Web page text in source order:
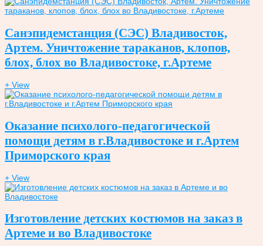
Санэпидемстанция (СЭС) Владивосток,
Артем. Уничтожение тараканов, клопов,
блох, блох во Владивостоке, г.Артеме
+ View
Оказание психолого-педагогической
помощи детям в г.Владивостоке и г.Артем
Приморского края
+ View
Изготовление детских костюмов на заказ в
Артеме и во Владивостоке